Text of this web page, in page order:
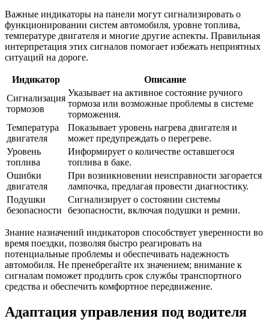
Важные индикаторы на панели могут сигнализировать о
функционировании систем автомобиля, уровне топлива,
температуре двигателя и многие другие аспекты. Правильная
интерпретация этих сигналов помогает избежать неприятных
ситуаций на дороге.
Индикатор
Описание
Сигнализация
тормозов
Указывает на активное состояние ручного
тормоза или возможные проблемы в системе
торможения.
Температура
двигателя
Показывает уровень нагрева двигателя и
может предупреждать о перегреве.
Уровень
топлива
Информирует о количестве оставшегося
топлива в баке.
Ошибки
двигателя
При возникновении неисправности загорается
лампочка, предлагая провести диагностику.
Подушки
безопасности
Сигнализирует о состоянии системы
безопасности, включая подушки и ремни.
Знание назначений индикаторов способствует уверенности во
время поездки, позволяя быстро реагировать на
потенциальные проблемы и обеспечивать надежность
автомобиля. Не пренебрегайте их значением; внимание к
сигналам поможет продлить срок службы транспортного
средства и обеспечить комфортное передвижение.
Адаптация управления под водителя